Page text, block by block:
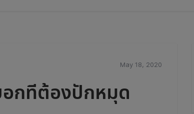
May 18, 2020
อกทีต้องปักหมุด